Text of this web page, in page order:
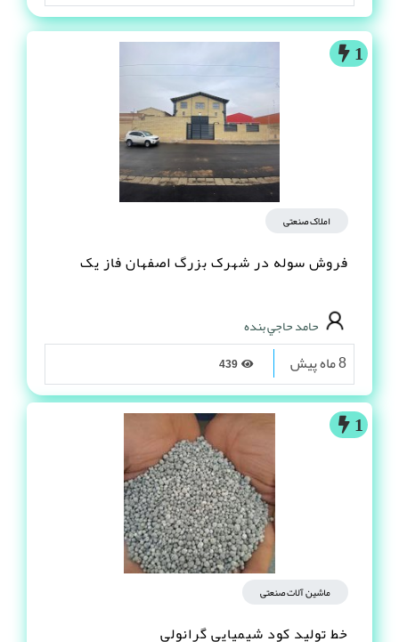
1
املاک صنعتی
فروش سوله در شهرک بزرگ اصفهان فاز یک
حامد حاجي بنده
8 ماه پیش
1
ماشین آلات صنعتی
خط تولید کود شیمیایی گرانولی